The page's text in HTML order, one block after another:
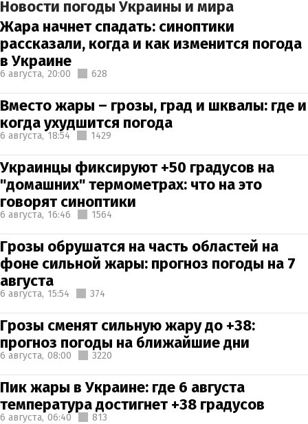
Новости погоды Украины и мира
Жара начнет спадать: синоптики
рассказали, когда и как изменится погода
в Украине
6 августа, 20:00 628
Вместо жары – грозы, град и шквалы: где и
когда ухудшится погода
6 августа, 18:54 1429
Украинцы фиксируют +50 градусов на
"домашних" термометрах: что на это
говорят синоптики
6 августа, 16:46 1564
Грозы обрушатся на часть областей на
фоне сильной жары: прогноз погоды на 7
августа
6 августа, 15:54 374
Грозы сменят сильную жару до +38:
прогноз погоды на ближайшие дни
6 августа, 08:00 3220
Пик жары в Украине: где 6 августа
температура достигнет +38 градусов
6 августа, 06:40 813